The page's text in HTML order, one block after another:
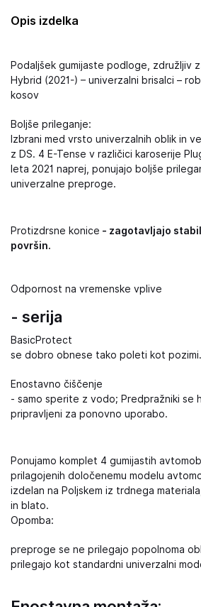
Opis izdelka
Podaljšek gumijaste podloge, združljiv
Hybrid (2021-) – univerzalni brisalci –
kosov
Boljše prileganje:
Izbrani med vrsto univerzalnih oblik in
z DS. 4 E-Tense v različici karoserije
leta 2021 naprej, ponujajo boljše
univerzalne preproge.
Protizdrsne konice - zagotavljajo
površin.
Odpornost na vremenske vplive
- serija
BasicProtect
se dobro obnese tako poleti kot pozimi.
Enostavno čiščenje
- samo sperite z vodo; Predpražniki se
pripravljeni za ponovno uporabo.
Ponujamo komplet 4 gumijastih
prilagojenih določenemu modelu
izdelan na Poljskem iz trdnega
in blato.
Opomba:
preproge se ne prilegajo popolnoma
prilegajo kot standardni univerzalni